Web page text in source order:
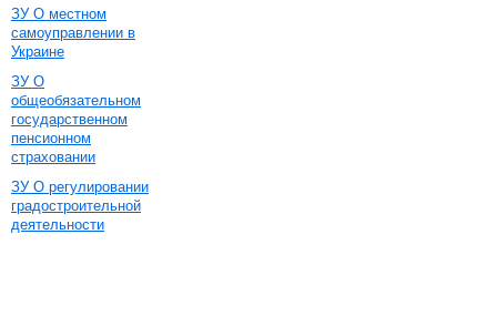
ЗУ О местном
самоуправлении в
Украине
ЗУ О
общеобязательном
государственном
пенсионном
страховании
ЗУ О регулировании
градостроительной
деятельности